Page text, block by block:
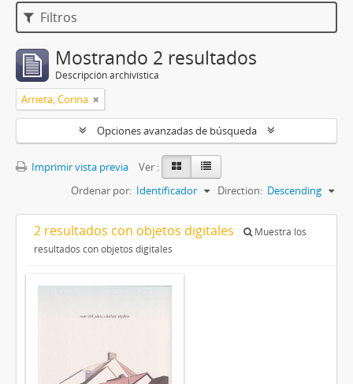
Filtros
Mostrando 2 resultados
Descripción archivística
Arrieta, Corina
Opciones avanzadas de búsqueda
Imprimir vista previa
Ver :
Ordenar por: Identificador Direction: Descending
2 resultados con objetos digitales
Muestra los
resultados con objetos digitales